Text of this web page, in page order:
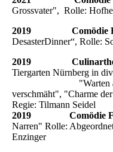
Grossvater", Rolle:
2019 Comödie
DesasterDinner“, Rolle:
2019
Tiergarten Nürnberg in
"Warten auf
verschmäht", "Charme
Regie: Tilmann Seidel
2019 Comödie
Narren" Rolle:
Enzinger